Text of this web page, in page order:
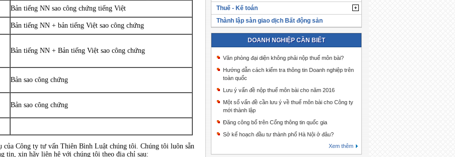
Bản tiếng NN sao công chứng tiếng Việt
Bản tiếng NN + bản tiếng Việt sao công chứng
Bản tiếng NN + Bản tiếng Việt sao công chứng
Bản sao công chứng
Bản sao công chứng
của Công ty tư vấn Thiên Bình Luật chúng tôi. Chúng tôi luôn sẵn
tin, xin hãy liên hệ với chúng tôi theo địa chỉ sau:
Thuế - Kế toán
Thành lập sàn giao dịch Bất động sản
DOANH NGHIỆP CẦN BIẾT
Văn phòng đại diện không phải nộp thuế môn bài?
Hướng dẫn cách kiểm tra thông tin Doanh nghiệp trên
toàn quốc
Lưu ý vấn đề nộp thuế môn bài cho năm 2016
Một số vấn đề cần lưu ý về thuế môn bài cho Công ty
mới thành lập
Đăng công bố trên Cổng thông tin quốc gia
Sở kế hoạch đầu tư thành phố Hà Nội ở đâu?
Xem thêm